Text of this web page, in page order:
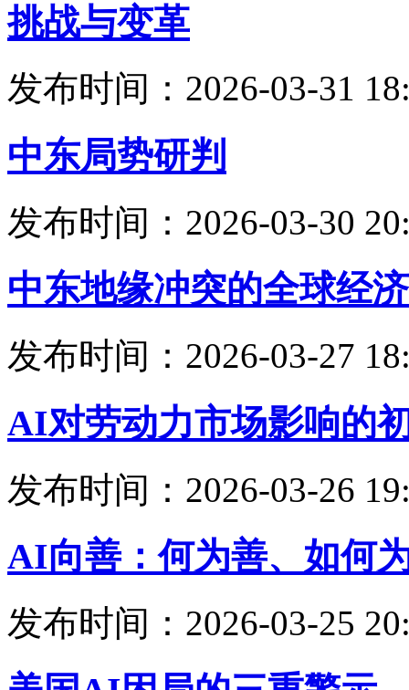
挑战与变革
发布时间：2026-03-31
中东局势研判
发布时间：2026-03-30
中东地缘冲突的全球经
发布时间：2026-03-27
AI对劳动力市场影响的
发布时间：2026-03-26
AI向善：何为善、如何
发布时间：2026-03-25